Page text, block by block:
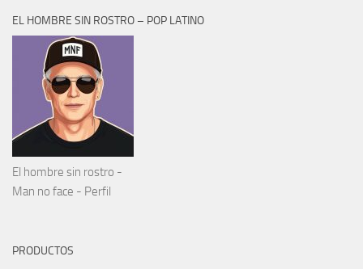
EL HOMBRE SIN ROSTRO – POP LATINO
El hombre sin rostro -
Man no face - Perfil
PRODUCTOS